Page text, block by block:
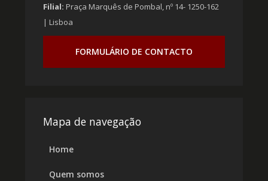
Filial: Praça Marquês de Pombal, nº 14- 1250-162
| Lisboa
FORMULÁRIO DE CONTACTO
Mapa de navegação
Home
Quem somos